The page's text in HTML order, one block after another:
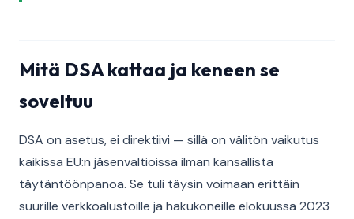
Mitä DSA kattaa ja keneen se
soveltuu
DSA on asetus, ei direktiivi — sillä on välitön vaikutus
kaikissa EU:n jäsenvaltioissa ilman kansallista
täytäntöönpanoa. Se tuli täysin voimaan erittäin
suurille verkkoalustoille ja hakukoneille elokuussa 2023